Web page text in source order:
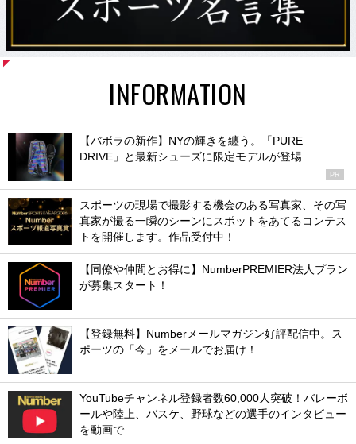
INFORMATION
【バボラの新作】NYの輝きを纏う。「PURE
DRIVE」と最新シューズに限定モデルが登場
PR
スポーツの現場で撮影する機会のある写真家、その写
真家が撮る一瞬のシーンにスポットをあてるコンテス
トを開催します。作品受付中！
【同僚や仲間とお得に】NumberPREMIER法人プラン
が募集スタート！
【登録無料】Numberメールマガジン好評配信中。ス
ポーツの「今」をメールでお届け！
YouTubeチャンネル登録者数60,000人突破！バレーボ
ールや陸上、バスケ、野球などの選手のインタビュー
を動画で